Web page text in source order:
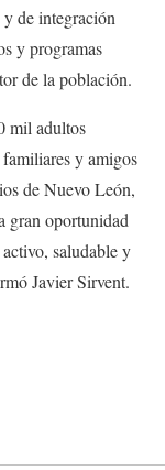
y de integración
y programas
de la población.
mil adultos
y amigos
de Nuevo León,
gran oportunidad
saludable y
Javier Sirvent.